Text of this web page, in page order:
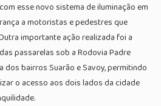
esse novo sistema de iluminação em
a motoristas e pedestres que
importante ação realizada foi a
passarelas sob a Rodovia Padre
dos bairros Suarão e Savoy, permitindo
o acesso aos dois lados da cidade